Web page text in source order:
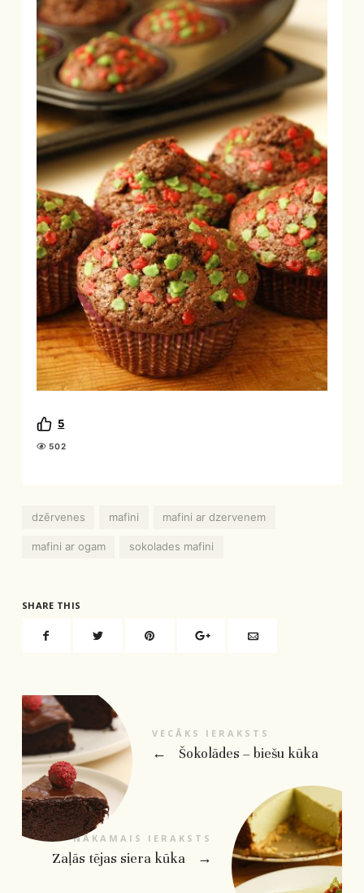
5
502
dzērvenes mafini mafini ar dzervenem
mafini ar ogam sokolades mafini
SHARE THIS
VECĀKS IERAKSTS
← Šokolādes – biešu kūka
NĀKAMAIS IERAKSTS
Zaļās tējas siera kūka →